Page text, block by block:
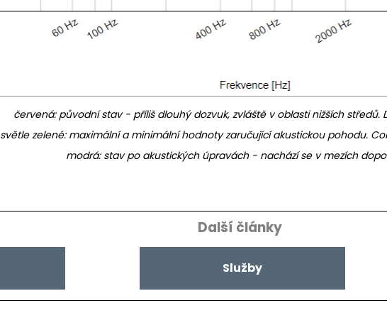
červená: původní stav - příliš dlouhý dozvuk, zvláště v oblasti nižších středů.
světle zelené: maximální a minimální hodnoty zaručující akustickou pohodu.
modrá: stav po akustických úpravách - nachází se v mezích
Další články
Služby